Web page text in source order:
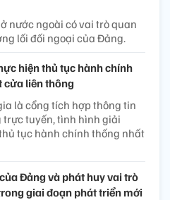
nước ngoài có vai trò quan
lối đối ngoại của Đảng.
hiện thủ tục hành chính
cửa liên thông
là cổng tích hợp thông tin
tuyến, tình hình giải
tục hành chính thống nhất
Đảng và phát huy vai trò
giai đoạn phát triển mới